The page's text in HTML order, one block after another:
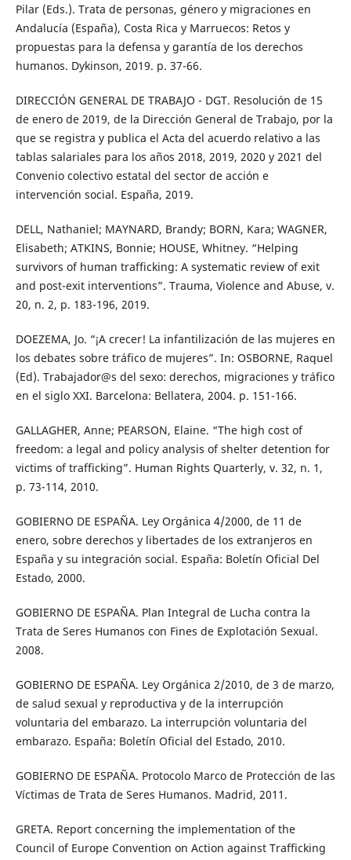
Pilar (Eds.). Trata de personas, género y migraciones en
Andalucía (España), Costa Rica y Marruecos: Retos y
propuestas para la defensa y garantía de los derechos
humanos. Dykinson, 2019. p. 37-66.
DIRECCIÓN GENERAL DE TRABAJO - DGT. Resolución de 15
de enero de 2019, de la Dirección General de Trabajo, por la
que se registra y publica el Acta del acuerdo relativo a las
tablas salariales para los años 2018, 2019, 2020 y 2021 del
Convenio colectivo estatal del sector de acción e
intervención social. España, 2019.
DELL, Nathaniel; MAYNARD, Brandy; BORN, Kara; WAGNER,
Elisabeth; ATKINS, Bonnie; HOUSE, Whitney. “Helping
survivors of human trafficking: A systematic review of exit
and post-exit interventions”. Trauma, Violence and Abuse, v.
20, n. 2, p. 183-196, 2019.
DOEZEMA, Jo. “¡A crecer! La infantilización de las mujeres en
los debates sobre tráfico de mujeres”. In: OSBORNE, Raquel
(Ed). Trabajador@s del sexo: derechos, migraciones y tráfico
en el siglo XXI. Barcelona: Bellatera, 2004. p. 151-166.
GALLAGHER, Anne; PEARSON, Elaine. “The high cost of
freedom: a legal and policy analysis of shelter detention for
victims of trafficking”. Human Rights Quarterly, v. 32, n. 1,
p. 73-114, 2010.
GOBIERNO DE ESPAÑA. Ley Orgánica 4/2000, de 11 de
enero, sobre derechos y libertades de los extranjeros en
España y su integración social. España: Boletín Oficial Del
Estado, 2000.
GOBIERNO DE ESPAÑA. Plan Integral de Lucha contra la
Trata de Seres Humanos con Fines de Explotación Sexual.
2008.
GOBIERNO DE ESPAÑA. Ley Orgánica 2/2010, de 3 de marzo,
de salud sexual y reproductiva y de la interrupción
voluntaria del embarazo. La interrupción voluntaria del
embarazo. España: Boletín Oficial del Estado, 2010.
GOBIERNO DE ESPAÑA. Protocolo Marco de Protección de las
Víctimas de Trata de Seres Humanos. Madrid, 2011.
GRETA. Report concerning the implementation of the
Council of Europe Convention on Action against Trafficking